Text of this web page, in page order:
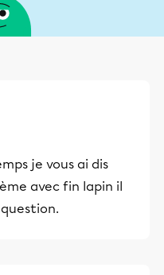
je vous ai dis
avec fin lapin il